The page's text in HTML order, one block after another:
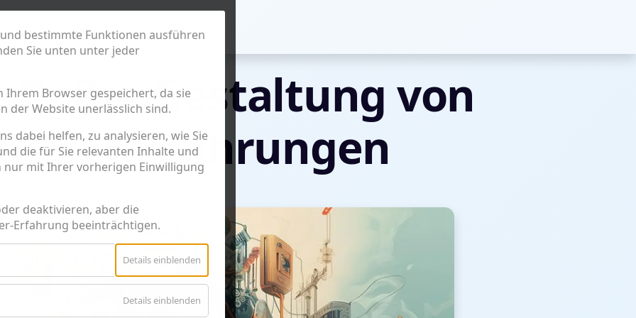
bestimmte Funktionen ausführen
Sie unten unter jeder
Browser gespeichert, da sie
der Website unerlässlich sind.
dabei helfen, zu analysieren, wie Sie
die für Sie relevanten Inhalte und
nur mit Ihrer vorherigen Einwilligung
deaktivieren, aber die
Erfahrung beeinträchtigen.
Details einblenden
Essenziell
Details einblenden
Google
und Druck Hosting Blog
Die Gestaltung von